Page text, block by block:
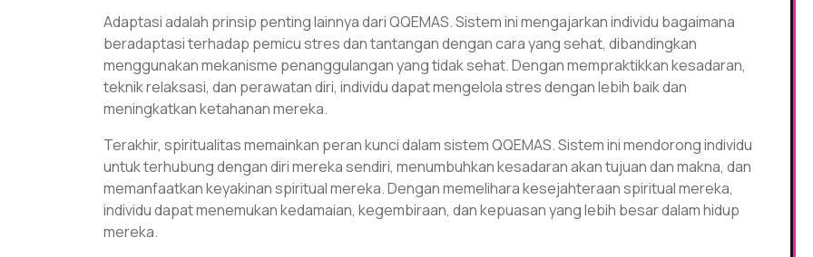
Adaptasi adalah prinsip penting lainnya dari QQEMAS. Sistem ini mengajarkan individu bagaimana
beradaptasi terhadap pemicu stres dan tantangan dengan cara yang sehat, dibandingkan
menggunakan mekanisme penanggulangan yang tidak sehat. Dengan mempraktikkan kesadaran,
teknik relaksasi, dan perawatan diri, individu dapat mengelola stres dengan lebih baik dan
meningkatkan ketahanan mereka.
Terakhir, spiritualitas memainkan peran kunci dalam sistem QQEMAS. Sistem ini mendorong individu
untuk terhubung dengan diri mereka sendiri, menumbuhkan kesadaran akan tujuan dan makna, dan
memanfaatkan keyakinan spiritual mereka. Dengan memelihara kesejahteraan spiritual mereka,
individu dapat menemukan kedamaian, kegembiraan, dan kepuasan yang lebih besar dalam hidup
mereka.